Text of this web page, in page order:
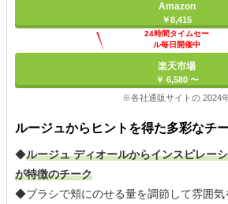
Amazon
￥8,415
24時間タイムセー
ル毎日開催中
楽天市場
￥ 6,580 〜
※各社通販サイトの 2024
ルージュからヒントを得た多彩なチ
◆ルージュ ディオールからインスピレー
が特徴のチーク
◆ブラシで頬にのせる量を調節して雰囲気